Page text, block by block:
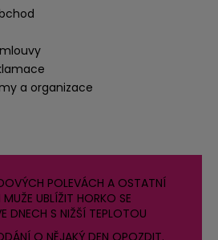
a organizace
POLEVÁCH A OSTATNÍ
UBLÍŽIT HORKO SE
DNECH S NIŽŠÍ TEPLOTOU
O NĚJAKÝ DEN OPOZDIT.